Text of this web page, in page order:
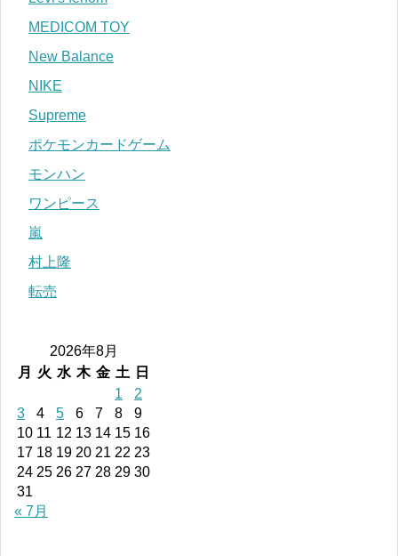
MEDICOM TOY
New Balance
NIKE
Supreme
ポケモンカードゲーム
モンハン
ワンピース
嵐
村上隆
転売
2026年8月
月
火 水 木 金 土
日
1
2
3
4 5 6 7 8
9
10 11 12 13 14 15 16
17 18 19 20 21 22 23
24 25 26 27 28 29 30
31
« 7月